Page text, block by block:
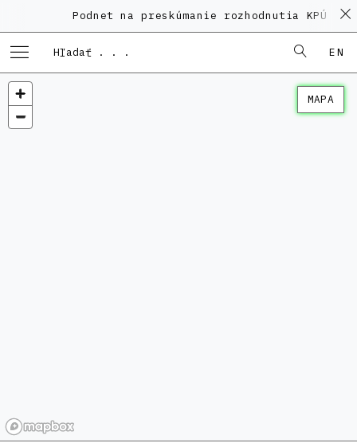
Podnet na preskúmanie rozhodnutia KPÚ
EN
MAPA